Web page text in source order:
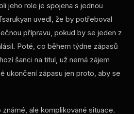
jeho role je spojena s jednou
uvedl, že by potřeboval
přípravu, pokud by se jeden z
Poté, co během týdne zápasů
šanci na titul, už nemá zájem
ukončení zápasu jen proto, aby se
známé, ale komplikované situace.